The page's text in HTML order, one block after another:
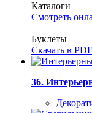
Каталоги
Смотреть
Буклеты
Скачать в PDF
36.